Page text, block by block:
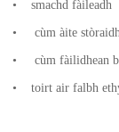
• smachd fàileadh
• cùm àite
• cùm fàilidhean
• toirt air falbh